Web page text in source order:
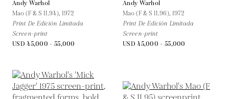
Andy Warhol
Mao (F & S II.94), 1972
Print De Edición Limitada
Screen-print
USD 45,000 - 55,000
Andy Warhol
Mao (F & S II.96), 1972
Print De Edición Limitada
Screen-print
USD 45,000 - 55,000